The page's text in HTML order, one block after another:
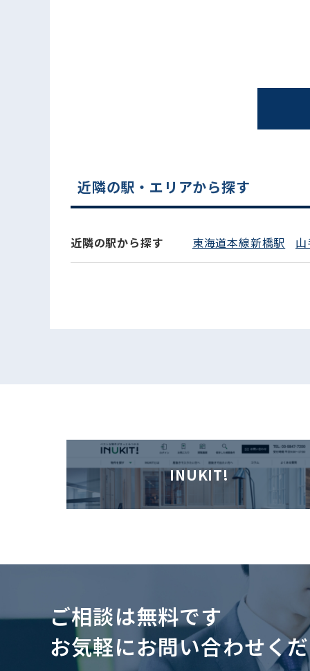
電話でお問い合わせ
近隣の駅・エリアから探す
近隣の駅から探す 東海道本線新橋駅
INUKIT!
ご相談は無料です
お気軽にお問い合わせく